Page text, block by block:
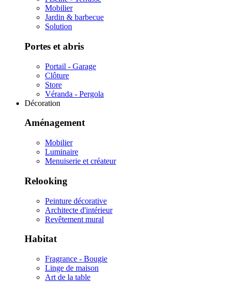
Mobilier
Jardin & barbecue
Solution
Portes et abris
Portail - Garage
Clôture
Store
Véranda - Pergola
Décoration
Aménagement
Mobilier
Luminaire
Menuiserie et créateur
Relooking
Peinture décorative
Architecte d'intérieur
Revêtement mural
Habitat
Fragrance - Bougie
Linge de maison
Art de la table